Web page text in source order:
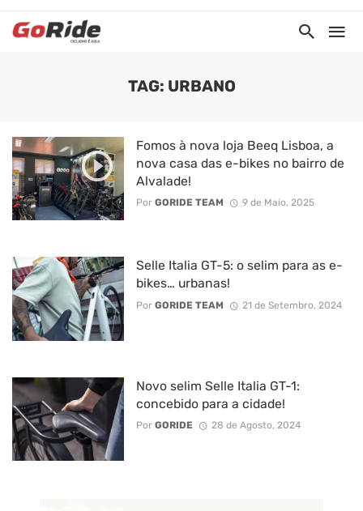
TAG: URBANO
Fomos à nova loja Beeq Lisboa, a
nova casa das e-bikes no bairro de
Alvalade!
Por GORIDE TEAM 9 de Maio, 2025
Selle Italia GT-5: o selim para as e-
bikes… urbanas!
Por GORIDE TEAM 21 de Setembro, 2024
Novo selim Selle Italia GT-1:
concebido para a cidade!
Por GORIDE 28 de Agosto, 2024